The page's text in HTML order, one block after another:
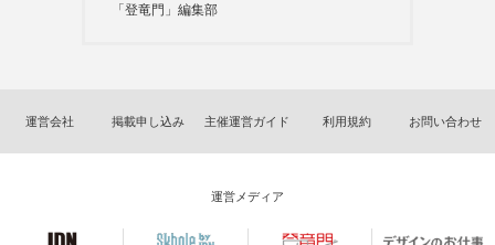
「登竜門」編集部
運営会社 掲載申し込み 主催運営ガイド 利用規約 お問い合わせ
運営メディア